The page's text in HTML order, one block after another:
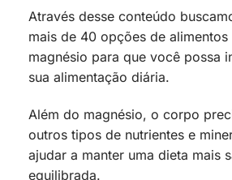
Através desse conteúdo
mais de 40 opções de alimentos
magnésio para que você possa
sua alimentação diária.
Além do magnésio, o corpo
outros tipos de nutrientes e
ajudar a manter uma dieta mais
equilibrada.